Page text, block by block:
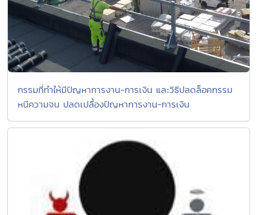
กรรมที่ทำให้มีปัญหาการงาน-การเงิน และวิธีปลดล็อคกรรม
หนีความจน ปลดเปลื้องปัญหาการงาน-การเงิน